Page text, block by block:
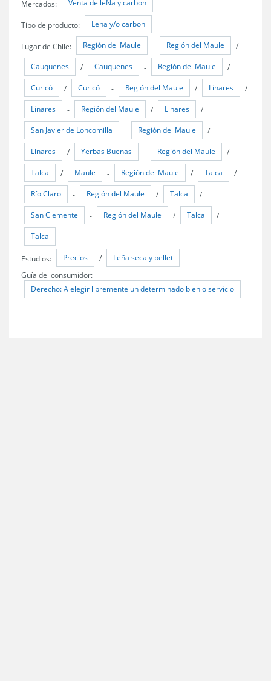
Mercados: Venta de leÑa y carbon
Tipo de producto: Lena y/o carbon
Lugar de Chile: Región del Maule - Región del Maule /
Cauquenes / Cauquenes - Región del Maule /
Curicó / Curicó - Región del Maule / Linares /
Linares - Región del Maule / Linares /
San Javier de Loncomilla - Región del Maule /
Linares / Yerbas Buenas - Región del Maule /
Talca / Maule - Región del Maule / Talca /
Río Claro - Región del Maule / Talca /
San Clemente - Región del Maule / Talca /
Talca
Estudios: Precios / Leña seca y pellet
Guía del consumidor:
Derecho: A elegir libremente un determinado bien o servicio